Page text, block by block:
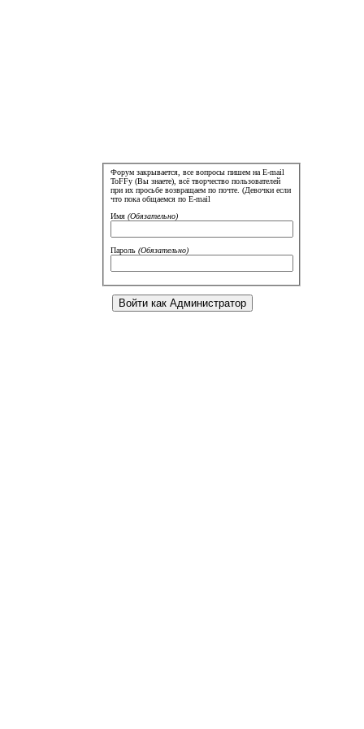
Форум закрывается, все вопросы пишем на E-mail
ToFFy (Вы знаете), всё творчество пользователей
при их просьбе возвращаем по почте. (Девочки если
что пока общаемся по E-mail
Имя (Обязательно)
Пароль (Обязательно)